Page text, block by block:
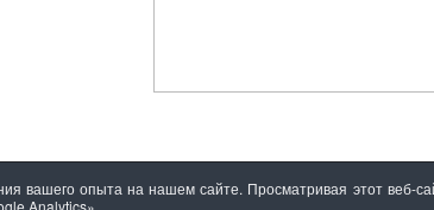
вашего опыта на нашем сайте. Просматривая этот веб-
Analytics»